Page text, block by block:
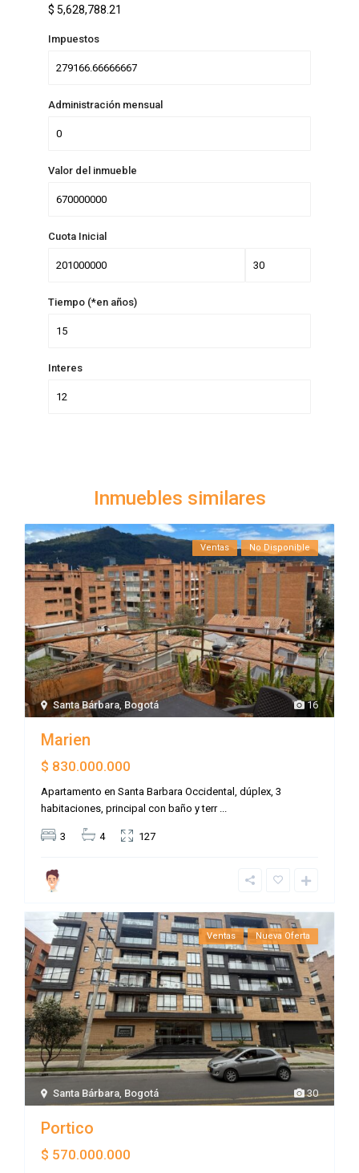
$5,628,788.21
Impuestos
Administración mensual
Valor del inmueble
Cuota Inicial
Tiempo (*en años)
Interes
Inmuebles similares
16
Santa Bárbara,Bogotá
Ventas No Disponible
Marien
$ 830.000.000
Apartamento en Santa Barbara Occidental, dúplex, 3
habitaciones, principal con baño y terr ...
3 4 127
30
Santa Bárbara, Bogotá
Ventas Nueva Oferta
Portico
$ 570.000.000